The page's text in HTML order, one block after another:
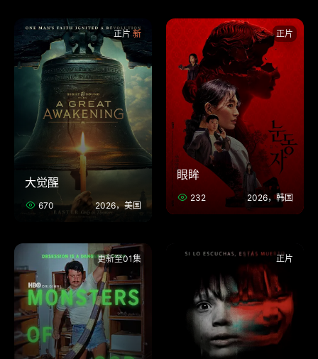
正片
大觉醒
670 2026，美国
正片
眼眸
232 2026，韩国
更新至01集 正片